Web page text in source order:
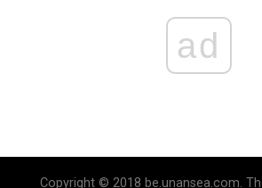
ad
Copyright © 2018 be.unansea.com.